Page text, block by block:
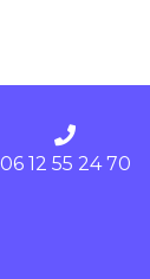
06 12 55 24 70